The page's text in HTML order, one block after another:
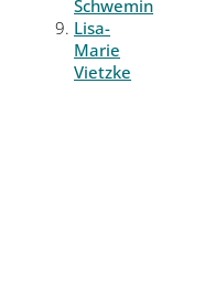
Schwemin
Lisa-
Marie
Vietzke